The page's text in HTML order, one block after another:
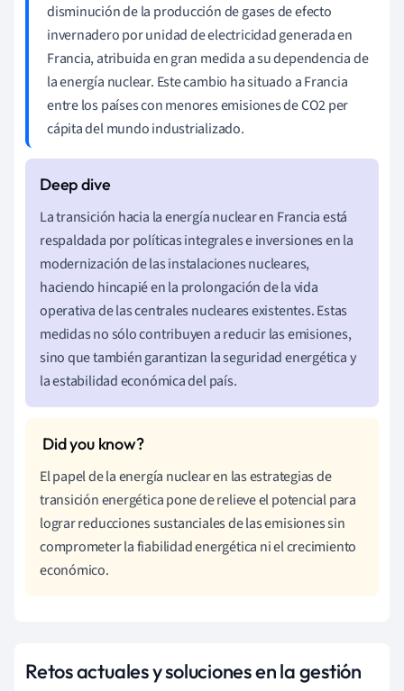
disminución de la producción de gases de efecto
invernadero por unidad de electricidad generada en
Francia, atribuida en gran medida a su dependencia de
la energía nuclear. Este cambio ha situado a Francia
entre los países con menores emisiones de CO2 per
cápita del mundo industrializado.
La transición hacia la energía nuclear en Francia está
respaldada por políticas integrales e inversiones en la
modernización de las instalaciones nucleares,
haciendo hincapié en la prolongación de la vida
operativa de las centrales nucleares existentes. Estas
medidas no sólo contribuyen a reducir las emisiones,
sino que también garantizan la seguridad energética y
la estabilidad económica del país.
El papel de la energía nuclear en las estrategias de
transición energética pone de relieve el potencial para
lograr reducciones sustanciales de las emisiones sin
comprometer la fiabilidad energética ni el crecimiento
económico.
Retos actuales y soluciones en la gestión